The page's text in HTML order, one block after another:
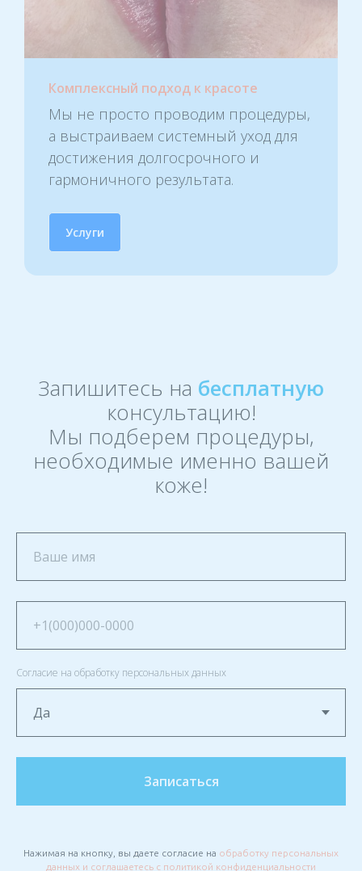
Комплексный подход к красоте
Мы не просто проводим процедуры,
а выстраиваем системный уход для
достижения долгосрочного и
гармоничного результата.
Услуги
Запишитесь на бесплатную
консультацию!
Мы подберем процедуры,
необходимые именно вашей
коже!
Согласие на обработку персональных данных
Записаться
Нажимая на кнопку, вы даете согласие на обработку персональных
данных и соглашаетесь c политикой конфиденциальности